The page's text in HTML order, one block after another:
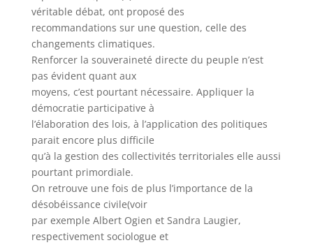
véritable débat, ont proposé des
recommandations sur une question, celle des
changements climatiques.
Renforcer la souveraineté directe du peuple n’est
pas évident quant aux
moyens, c’est pourtant nécessaire. Appliquer la
démocratie participative à
l’élaboration des lois, à l’application des politiques
parait encore plus difficile
qu’à la gestion des collectivités territoriales elle aussi
pourtant primordiale.
On retrouve une fois de plus l’importance de la
désobéissance civile(voir
par exemple Albert Ogien et Sandra Laugier,
respectivement sociologue et